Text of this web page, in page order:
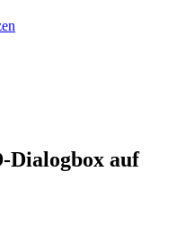
Dialogbox auf